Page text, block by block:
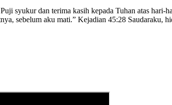
syukur dan terima kasih kepada Tuhan atas
sebelum aku mati.” Kejadian 45:28